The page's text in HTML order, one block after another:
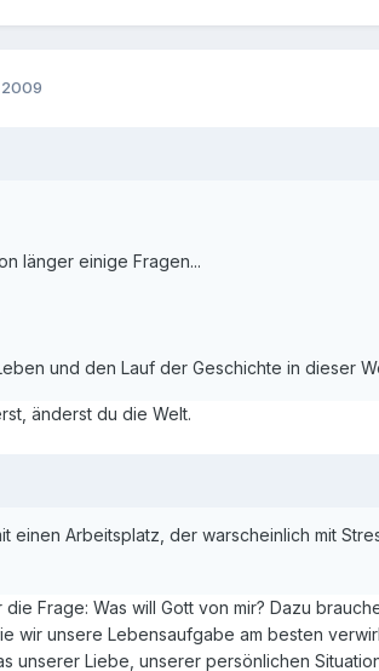
2009
länger einige Fragen...
und den Lauf der Geschichte in dieser
änderst du die Welt.
einen Arbeitsplatz, der warscheinlich mit
die Frage: Was will Gott von mir? Dazu
wir unsere Lebensaufgabe am besten
unserer Liebe, unserer persönlichen